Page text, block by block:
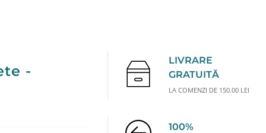
-
LIVRARE
GRATUITĂ
LA COMENZI DE 150.00 LEI
100%